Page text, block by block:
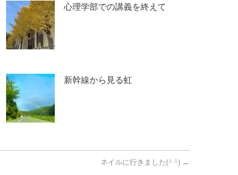
心理学部での講義を終えて
新幹線から見る虹
ネイルに行きました(^ ^) →